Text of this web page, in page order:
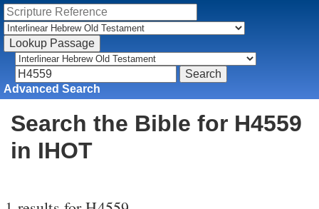
Advanced Search
Search the Bible for H4559
in IHOT